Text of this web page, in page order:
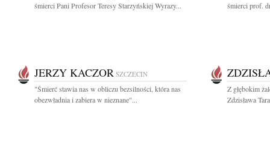
śmierci Pani Profesor Teresy Starzyńskiej Wyrazy...
śmierci prof.
JERZY KACZOR SZCZECIN
"Śmierć stawia nas w obliczu bezsilności, która nas
obezwładnia i zabiera w nieznane"...
Z głębokim
Zdzisława